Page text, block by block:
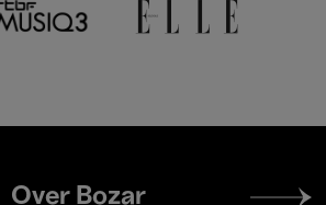
Footer
Over Bozar